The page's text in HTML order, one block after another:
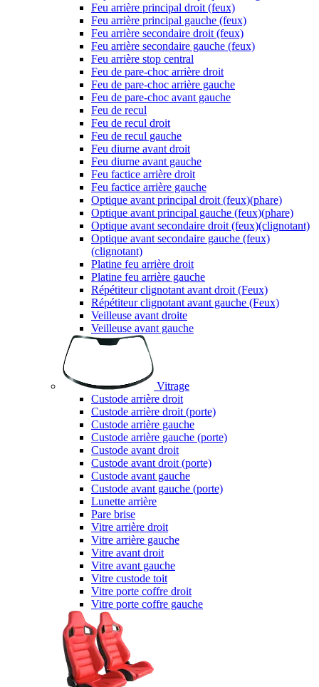
Feu arrière principal droit (feux)
Feu arrière principal gauche (feux)
Feu arrière secondaire droit (feux)
Feu arrière secondaire gauche (feux)
Feu arrière stop central
Feu de pare-choc arrière droit
Feu de pare-choc arrière gauche
Feu de pare-choc avant gauche
Feu de recul
Feu de recul droit
Feu de recul gauche
Feu diurne avant droit
Feu diurne avant gauche
Feu factice arrière droit
Feu factice arrière gauche
Optique avant principal droit (feux)(phare)
Optique avant principal gauche (feux)(phare)
Optique avant secondaire droit (feux)(clignotant)
Optique avant secondaire gauche (feux)
(clignotant)
Platine feu arrière droit
Platine feu arrière gauche
Répétiteur clignotant avant droit (Feux)
Répétiteur clignotant avant gauche (Feux)
Veilleuse avant droite
Veilleuse avant gauche
Vitrage
Custode arrière droit
Custode arrière droit (porte)
Custode arrière gauche
Custode arrière gauche (porte)
Custode avant droit
Custode avant droit (porte)
Custode avant gauche
Custode avant gauche (porte)
Lunette arrière
Pare brise
Vitre arrière droit
Vitre arrière gauche
Vitre avant droit
Vitre avant gauche
Vitre custode toit
Vitre porte coffre droit
Vitre porte coffre gauche